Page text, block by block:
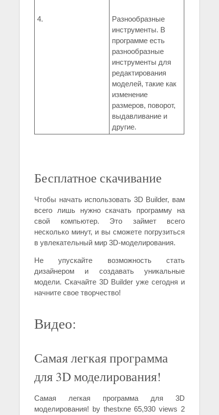
4.
Разнообразные
инструменты. В
программе есть
разнообразные
инструменты для
редактирования
моделей, такие как
изменение
размеров, поворот,
выдавливание и
другие.
Бесплатное скачивание
Чтобы начать использовать 3D Builder, вам
всего лишь нужно скачать программу на
свой компьютер. Это займет всего
несколько минут, и вы сможете погрузиться
в увлекательный мир 3D-моделирования.
Не упускайте возможность стать
дизайнером и создавать уникальные
модели. Скачайте 3D Builder уже сегодня и
начните свое творчество!
Видео:
Самая легкая программа
для 3D моделирования!
Самая легкая программа для 3D
моделирования! by thestxne 65,930 views 2